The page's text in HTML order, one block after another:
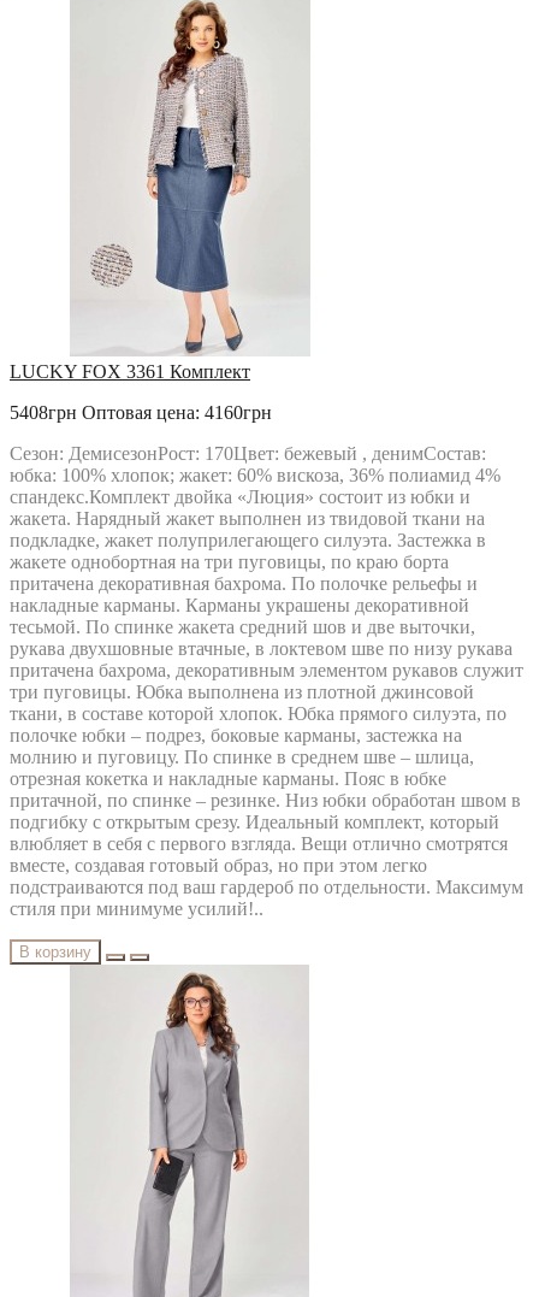
LUCKY FOX 3361 Комплект
5408грн Оптовая цена: 4160грн
Сезон: ДемисезонРост: 170Цвет: бежевый , денимСостав:
юбка: 100% хлопок; жакет: 60% вискоза, 36% полиамид 4%
спандекс.Комплект двойка «Люция» состоит из юбки и
жакета. Нарядный жакет выполнен из твидовой ткани на
подкладке, жакет полуприлегающего силуэта. Застежка в
жакете однобортная на три пуговицы, по краю борта
притачена декоративная бахрома. По полочке рельефы и
накладные карманы. Карманы украшены декоративной
тесьмой. По спинке жакета средний шов и две выточки,
рукава двухшовные втачные, в локтевом шве по низу рукава
притачена бахрома, декоративным элементом рукавов служит
три пуговицы. Юбка выполнена из плотной джинсовой
ткани, в составе которой хлопок. Юбка прямого силуэта, по
полочке юбки – подрез, боковые карманы, застежка на
молнию и пуговицу. По спинке в среднем шве – шлица,
отрезная кокетка и накладные карманы. Пояс в юбке
притачной, по спинке – резинке. Низ юбки обработан швом в
подгибку с открытым срезу. Идеальный комплект, который
влюбляет в себя с первого взгляда. Вещи отлично смотрятся
вместе, создавая готовый образ, но при этом легко
подстраиваются под ваш гардероб по отдельности. Максимум
стиля при минимуме усилий!..
В корзину